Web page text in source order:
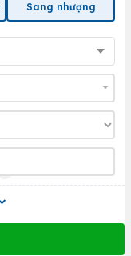
Sang nhượng